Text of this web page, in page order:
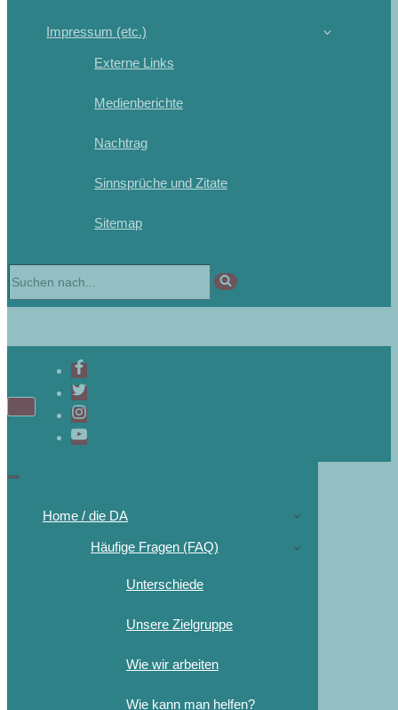
Impressum (etc.)
Externe Links
Medienberichte
Nachtrag
Sinnsprüche und Zitate
Sitemap
Navigations-
Navigations-
Home / die DA
Häufige Fragen (FAQ)
Unterschiede
Unsere Zielgruppe
Wie wir arbeiten
Wie kann man helfen?